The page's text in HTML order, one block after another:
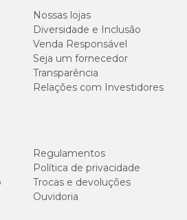
76g/kg
300mg/kg
Nossas lojas
Diversidade e Inclusão
Venda Responsável
Seja um fornecedor
Transparência
Relações com Investidores
Regulamentos
Política de privacidade
Trocas e devoluções
Ouvidoria